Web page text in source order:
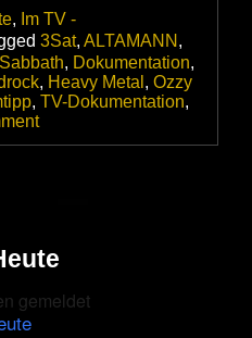
, Im TV -
3Sat, ALTAMANN ,
, Dokumentation,
, Heavy Metal , Ozzy
, TV-Dokumentation,
on
Bei
–
gemeldet